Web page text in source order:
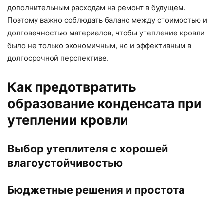
дополнительным расходам на ремонт в будущем.
Поэтому важно соблюдать баланс между стоимостью и
долговечностью материалов, чтобы утепление кровли
было не только экономичным, но и эффективным в
долгосрочной перспективе.
Как предотвратить
образование конденсата при
утеплении кровли
Выбор утеплителя с хорошей
влагоустойчивостью
Бюджетные решения и простота